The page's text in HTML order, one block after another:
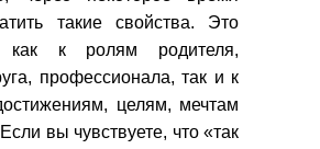
такие свойства. Это
как к ролям родителя,
профессионала, так и к
целям, мечтам
вы чувствуете, что «так